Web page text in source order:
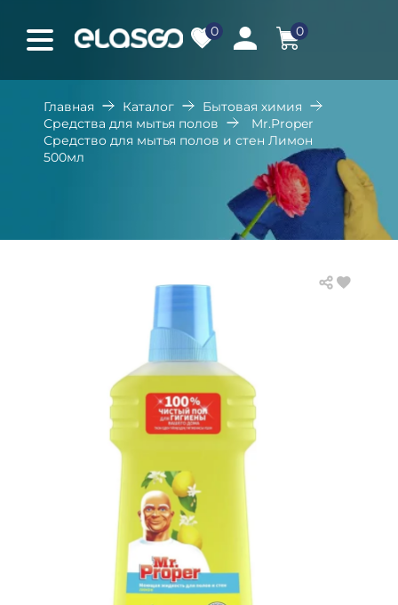
0 0
Главная Каталог
Бытовая химия
Средства для мытья полов
Mr.Proper
Средство для мытья полов и стен Лимон
500мл